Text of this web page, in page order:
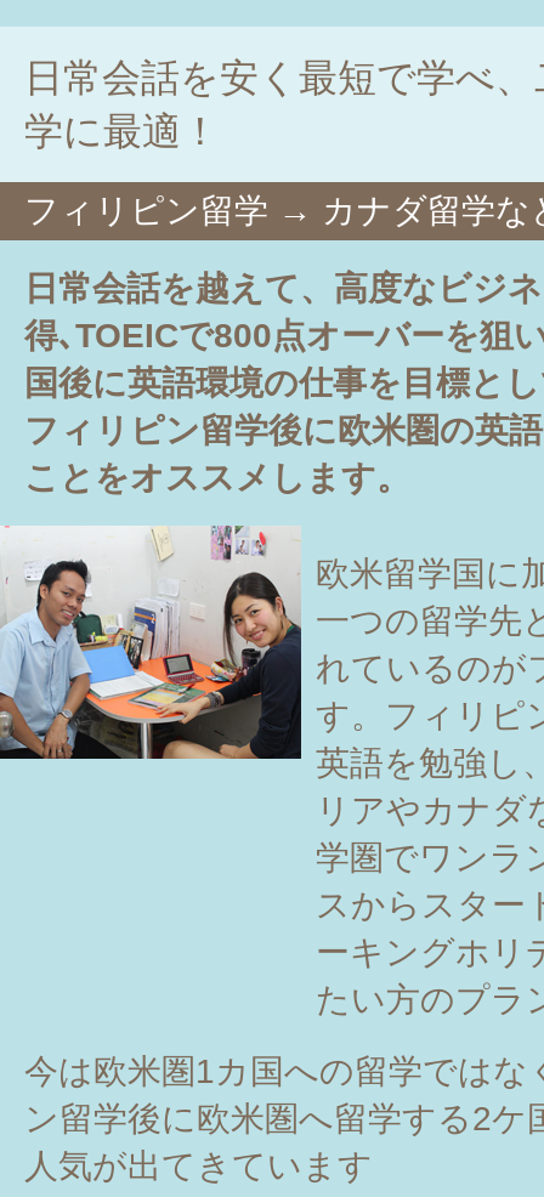
日常会話を安く最短で学べ
学に最適！
フィリピン留学 → カナダ留学な
日常会話を越えて、高度なビジ
得､TOEICで800点オーバーを狙
国後に英語環境の仕事を目標と
フィリピン留学後に欧米圏の英
ことをオススメします。
欧米留学国に
一つの留学先
れているのが
す。フィリピ
英語を勉強し
リアやカナダ
学圏でワンラ
スからスター
ーキングホリ
たい方のプラ
今は欧米圏1カ国への留学ではな
ン留学後に欧米圏へ留学する2ケ
人気が出てきています